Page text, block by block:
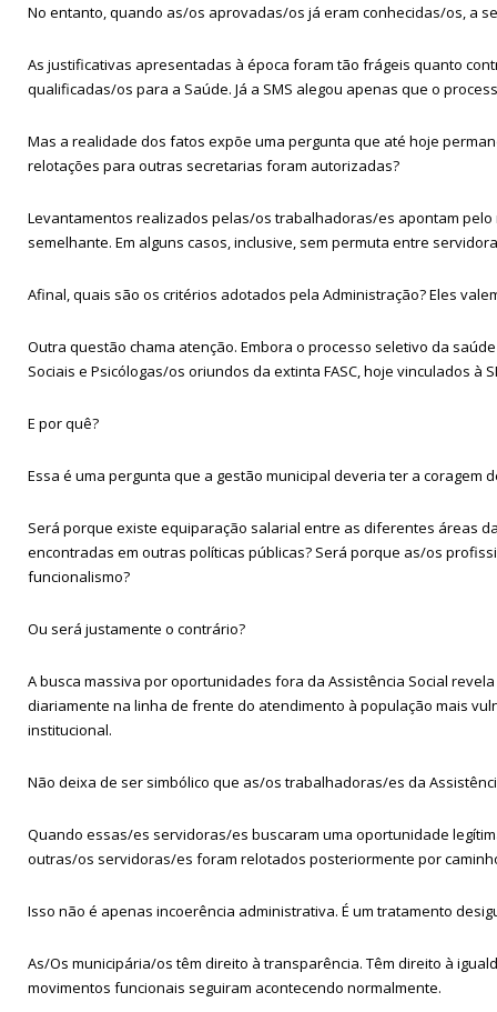
No entanto, quando as/os aprovadas/os já eram conhecidas/os, a
As justificativas apresentadas à época foram tão frágeis quanto
qualificadas/os para a Saúde. Já a SMS alegou apenas que o
Mas a realidade dos fatos expõe uma pergunta que até hoje
relotações para outras secretarias foram autorizadas?
Levantamentos realizados pelas/os trabalhadoras/es apontam pelo
semelhante. Em alguns casos, inclusive, sem permuta entre
Afinal, quais são os critérios adotados pela Administração? Eles
Outra questão chama atenção. Embora o processo seletivo da
Sociais e Psicólogas/os oriundos da extinta FASC, hoje vinculados à
E por quê?
Essa é uma pergunta que a gestão municipal deveria ter a coragem
Será porque existe equiparação salarial entre as diferentes áreas
encontradas em outras políticas públicas? Será porque as/os
funcionalismo?
Ou será justamente o contrário?
A busca massiva por oportunidades fora da Assistência Social
diariamente na linha de frente do atendimento à população mais
institucional.
Não deixa de ser simbólico que as/os trabalhadoras/es da
Quando essas/es servidoras/es buscaram uma oportunidade
outras/os servidoras/es foram relotados posteriormente por
Isso não é apenas incoerência administrativa. É um tratamento
As/Os municipária/os têm direito à transparência. Têm direito à
movimentos funcionais seguiram acontecendo normalmente.